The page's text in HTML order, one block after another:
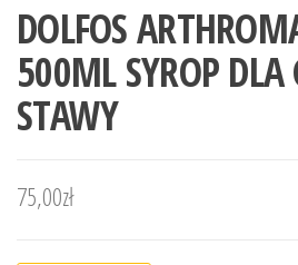
DOLFOS
500ML SYROP DLA
STAWY
75,00zł